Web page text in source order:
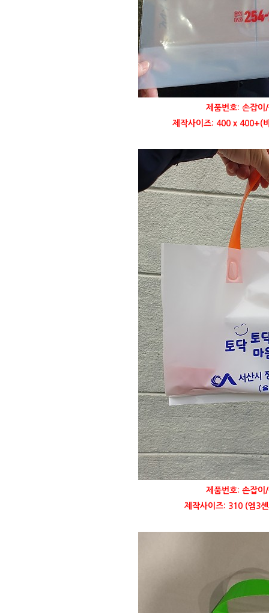
제품번호: 손잡이
제작사이즈: 400 x 400+(
제품번호: 손잡이
제작사이즈: 310 (엠3